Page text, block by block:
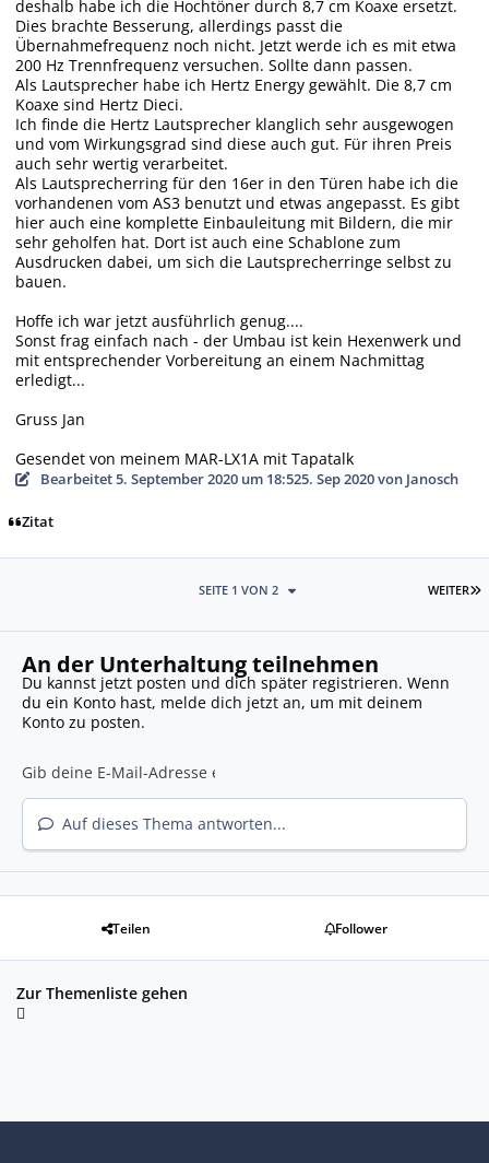
deshalb habe ich die Hochtöner durch 8,7 cm Koaxe ersetzt.
Dies brachte Besserung, allerdings passt die
Übernahmefrequenz noch nicht. Jetzt werde ich es mit etwa
200 Hz Trennfrequenz versuchen. Sollte dann passen.
Als Lautsprecher habe ich Hertz Energy gewählt. Die 8,7 cm
Koaxe sind Hertz Dieci.
Ich finde die Hertz Lautsprecher klanglich sehr ausgewogen
und vom Wirkungsgrad sind diese auch gut. Für ihren Preis
auch sehr wertig verarbeitet.
Als Lautsprecherring für den 16er in den Türen habe ich die
vorhandenen vom AS3 benutzt und etwas angepasst. Es gibt
hier auch eine komplette Einbauleitung mit Bildern, die mir
sehr geholfen hat. Dort ist auch eine Schablone zum
Ausdrucken dabei, um sich die Lautsprecherringe selbst zu
bauen.
Hoffe ich war jetzt ausführlich genug....
Sonst frag einfach nach - der Umbau ist kein Hexenwerk und
mit entsprechender Vorbereitung an einem Nachmittag
erledigt...
Gruss Jan
Gesendet von meinem MAR-LX1A mit Tapatalk
Bearbeitet5. September 2020 um 18:525. Sep 2020von Janosch
Zitat
WEITER
SEITE 1 VON 2
An der Unterhaltung teilnehmen
Du kannst jetzt posten und dich später registrieren. Wenn
du ein Konto hast, melde dich jetzt an, um mit deinem
Konto zu posten.
Auf dieses Thema antworten...
Teilen Follower
Zur Themenliste gehen